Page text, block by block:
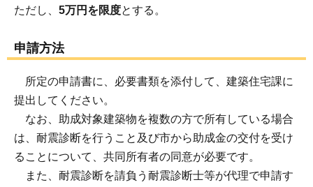
ただし、 5万円を限度とする。
申請方法
所定の申請書に、必要書類を添付して、建築住宅課に
提出してください。
なお、助成対象建築物を複数の方で所有している場合
は、耐震診断を行うこと及び市から助成金の交付を受け
ることについて、共同所有者の同意が必要です。
また、耐震診断を請負う耐震診断士等が代理で申請す